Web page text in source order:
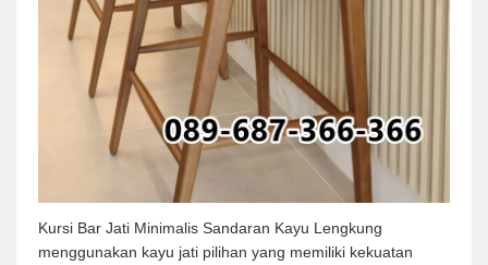
Kursi Bar Jati Minimalis Sandaran Kayu Lengkung
menggunakan kayu jati pilihan yang memiliki kekuatan